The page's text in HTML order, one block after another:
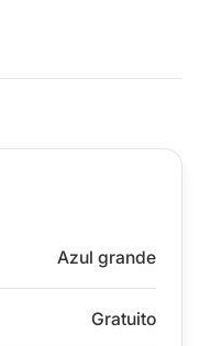
Azul grande
Gratuito